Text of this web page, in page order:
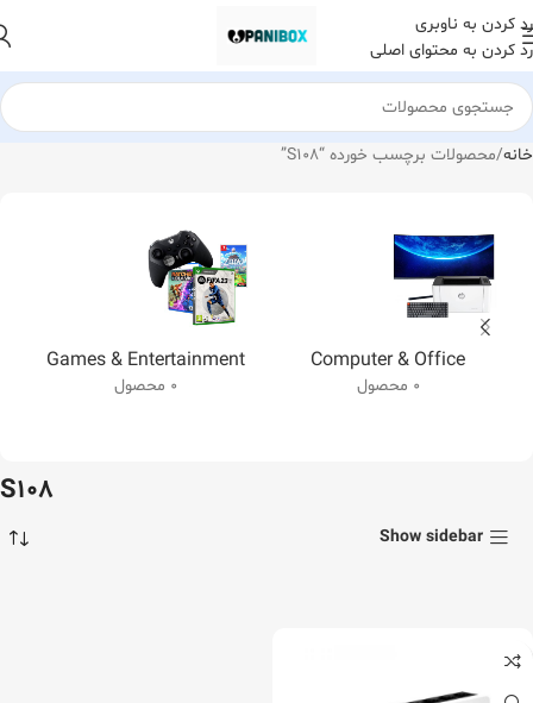
رد کردن به ناوبری
رد کردن به محتوای اصلی
خانه محصولات برچسب خورده “S108”
Computer & Office
0 محصول
Games & Entertainment
0 محصول
S108
Show sidebar